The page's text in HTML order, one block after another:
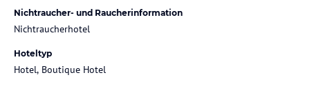
Nichtraucher- und Raucherinformation
Nichtraucherhotel
Hoteltyp
Hotel, Boutique Hotel